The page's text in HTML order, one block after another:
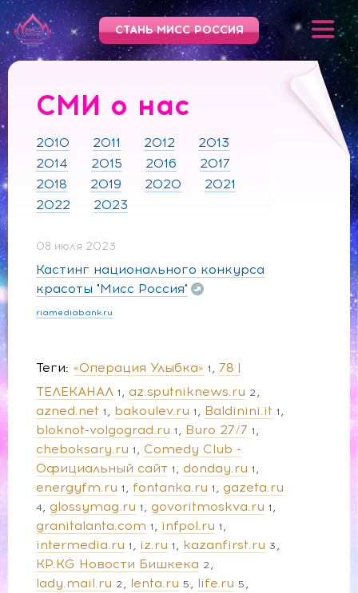
СТАНЬ МИСС РОССИЯ
СМИ о нас
2010 2011 2012
2013
2014
2015 2016
2017
2018
2019 2020
2021
2022
2023
08 июля 2023
Кастинг национального конкурса
красоты "Мисс Россия"
riamediabank.ru
Теги «Операция Улыбка» 1
78 |
ТЕЛЕКАНАЛ 1 az.sputniknews.ru 2
azned.net 1 bakoulev.ru 1 Baldinini.it 1
bloknot-volgograd.ru 1 Buro 27/7 1
cheboksary.ru 1
Comedy Club -
Официальный сайт 1 donday.ru 1
energyfm.ru 1 fontanka.ru 1 gazeta.ru
4 glossymag.ru 1 govoritmoskva.ru 1
granitalanta.com 1 infpol.ru 1
intermedia.ru 1 iz.ru 1 kazanfirst.ru 3
KP.KG Новости Бишкека 2
lady.mail.ru 2 lenta.ru 5 life.ru 5